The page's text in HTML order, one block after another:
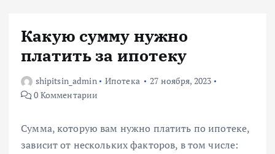
Какую сумму нужно
платить за ипотеку
shipitsin_admin Ипотека
27 ноября, 2023
0 Комментарии
Сумма, которую вам нужно платить по ипотеке,
зависит от нескольких факторов, в том числе: